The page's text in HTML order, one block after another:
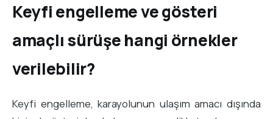
Keyfi engelleme ve gösteri
amaçlı sürüşe hangi örnekler
verilebilir?
Keyfi engelleme, karayolunun ulaşım amacı dışında